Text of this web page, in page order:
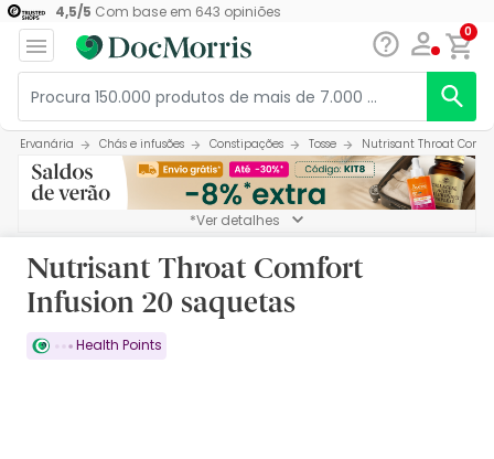
4,5/5 Com base em 643 opiniões
0
Ervanária Chás e infusões Constipações Tosse Nutrisant Throat
*Ver detalhes
Nutrisant Throat Comfort
Infusion 20 saquetas
Health Points